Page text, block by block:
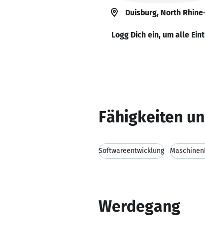
Duisburg, North
Logg Dich ein, um alle
Fähigkeiten
Softwareentwicklung
Werdegang